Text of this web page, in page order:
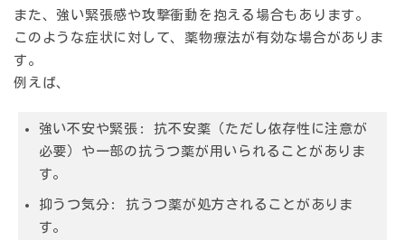
また、強い緊張感や攻撃衝動を抱える場合もあります。
このような症状に対して、薬物療法が有効な場合がありま
す。
例えば、
強い不安や緊張: 抗不安薬（ただし依存性に注意が
必要）や一部の抗うつ薬が用いられることがありま
す。
抑うつ気分: 抗うつ薬が処方されることがありま
す。